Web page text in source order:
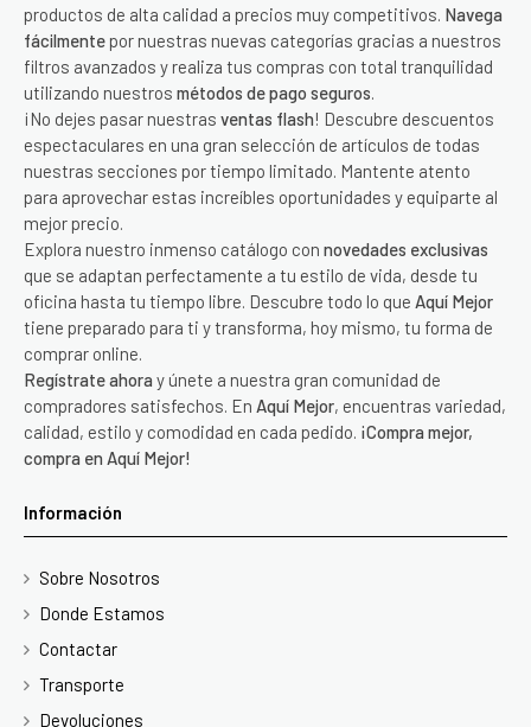
productos de alta calidad a precios muy competitivos. Navega
fácilmente por nuestras nuevas categorías gracias a nuestros
filtros avanzados y realiza tus compras con total tranquilidad
utilizando nuestros métodos de pago seguros.
¡No dejes pasar nuestras ventas flash! Descubre descuentos
espectaculares en una gran selección de artículos de todas
nuestras secciones por tiempo limitado. Mantente atento
para aprovechar estas increíbles oportunidades y equiparte al
mejor precio.
Explora nuestro inmenso catálogo con novedades exclusivas
que se adaptan perfectamente a tu estilo de vida, desde tu
oficina hasta tu tiempo libre. Descubre todo lo que Aquí Mejor
tiene preparado para ti y transforma, hoy mismo, tu forma de
comprar online.
Regístrate ahora y únete a nuestra gran comunidad de
compradores satisfechos. En Aquí Mejor, encuentras variedad,
calidad, estilo y comodidad en cada pedido. ¡Compra mejor,
compra en Aquí Mejor!
Información
Sobre Nosotros
Donde Estamos
Contactar
Transporte
Devoluciones